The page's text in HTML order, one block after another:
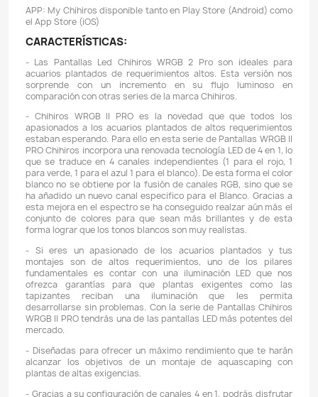
Domicilios en el Valle de Aburrá
Podemos hacer llegar su pedido con un
Valle de Aburrá, este servicio podría tener un
están sujetos a disponibilidad logística.
Descripción Detalles del producto
CONSUMO: 100W
CANTIDAD DE LEDS: 80 Leds RGB 4 en 1.
LUMENS: 8170 LM
TAMAÑO: 80 CMs (largo) X 14 CMs (ancho) X 1,8 CMs
POSIBILIDAD DE EXTENDER: Si, hasta 90 CMs.
TAMAÑO DEL ACUARIO: 80 - 90 CMs de largo.
el App Store (iOS)
CARACTERÍSTICAS: